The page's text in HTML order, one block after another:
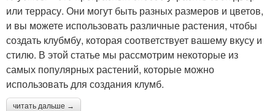
или террасу. Они могут быть разных размеров и цветов,
и вы можете использовать различные растения, чтобы
создать клубмбу, которая соответствует вашему вкусу и
стилю. В этой статье мы рассмотрим некоторые из
самых популярных растений, которые можно
использовать для создания клумб.
читать дальше →